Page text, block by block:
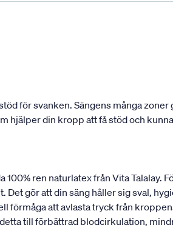
för svanken. Sängens många zoner
hjälper din kropp att få stöd och
ren naturlatex från Vita Talalay.
gör att din säng håller sig sval,
förmåga att avlasta tryck från
till förbättrad blodcirkulation,